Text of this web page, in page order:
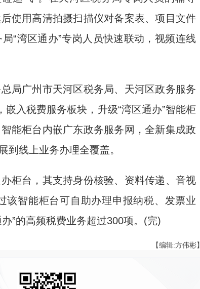
使用高清拍摄扫描仪对备案表、项目文件
“湾区通办”专岗人员快速联动，视频连线
广州市天河区税务局、天河区政务服务
入税费服务板块，升级“湾区通办”智能柜
能柜台内嵌广东政务服务网，全新集成政
到线上业务办理全覆盖。
台，其支持身份核验、资料传递、音视
该智能柜台可自助办理申报纳税、发票业
”的高频税费业务超过300项。(完)
【编辑:方伟彬】